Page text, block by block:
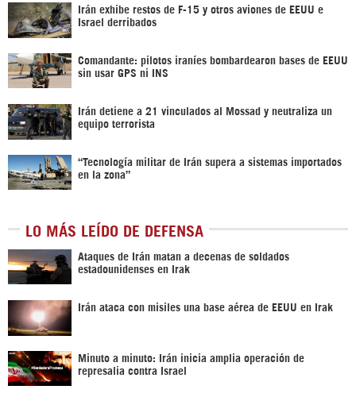
Irán exhibe restos de F-15 y otros aviones de EEUU e
Israel derribados
Comandante: pilotos iraníes bombardearon bases de EEUU
sin usar GPS ni INS
Irán detiene a 21 vinculados al Mossad y neutraliza un
equipo terrorista
“Tecnología militar de Irán supera a sistemas importados
en la zona”
LO MÁS LEÍDO DE DEFENSA
Ataques de Irán matan a decenas de soldados
estadounidenses en Irak
Irán ataca con misiles una base aérea de EEUU en Irak
Minuto a minuto: Irán inicia amplia operación de
represalia contra Israel